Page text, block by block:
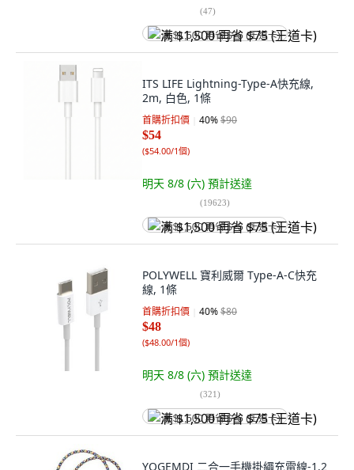
(47)
满 $1,500 再省 $75 (王道卡)
ITS LIFE Lightning-Type-A快充線,
2m, 白色, 1條
首購折扣價 40%$90
$54
($54.00/1個)
明天 8/8 (六) 預計送達
(19623)
满 $1,500 再省 $75 (王道卡)
POLYWELL 寶利威爾 Type-A-C快充
線, 1條
首購折扣價 40%$80
$48
($48.00/1個)
明天 8/8 (六) 預計送達
(321)
满 $1,500 再省 $75 (王道卡)
YOGEMDI 二合一手機掛繩充電線-1.2